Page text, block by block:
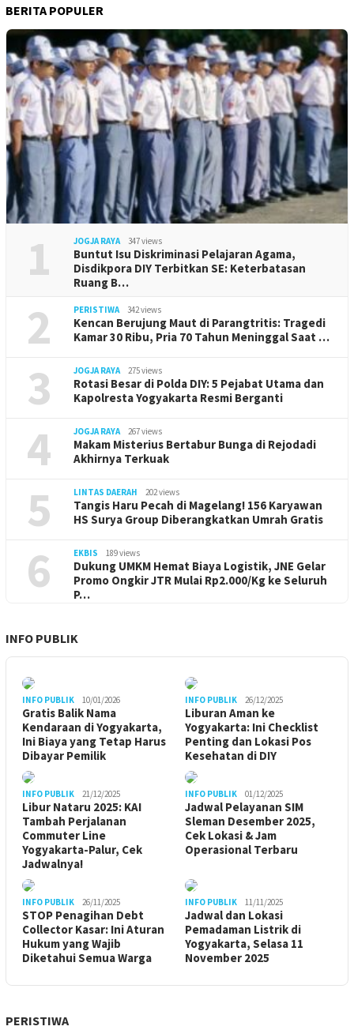
BERITA POPULER
1 JOGJA RAYA 347 views
Buntut Isu Diskriminasi Pelajaran Agama,
Disdikpora DIY Terbitkan SE: Keterbatasan
Ruang B…
2 PERISTIWA 342 views
Kencan Berujung Maut di Parangtritis: Tragedi
Kamar 30 Ribu, Pria 70 Tahun Meninggal Saat …
3 JOGJA RAYA 275 views
Rotasi Besar di Polda DIY: 5 Pejabat Utama dan
Kapolresta Yogyakarta Resmi Berganti
4 JOGJA RAYA 267 views
Makam Misterius Bertabur Bunga di Rejodadi
Akhirnya Terkuak
5 LINTAS DAERAH 202 views
Tangis Haru Pecah di Magelang! 156 Karyawan
HS Surya Group Diberangkatkan Umrah Gratis
6 EKBIS 189 views
Dukung UMKM Hemat Biaya Logistik, JNE Gelar
Promo Ongkir JTR Mulai Rp2.000/Kg ke Seluruh
P…
INFO PUBLIK
INFO PUBLIK 10/01/2026
Gratis Balik Nama
Kendaraan di Yogyakarta,
Ini Biaya yang Tetap Harus
Dibayar Pemilik
INFO PUBLIK 26/12/2025
Liburan Aman ke
Yogyakarta: Ini Checklist
Penting dan Lokasi Pos
Kesehatan di DIY
INFO PUBLIK 21/12/2025
Libur Nataru 2025: KAI
Tambah Perjalanan
Commuter Line
Yogyakarta-Palur, Cek
Jadwalnya!
INFO PUBLIK 01/12/2025
Jadwal Pelayanan SIM
Sleman Desember 2025,
Cek Lokasi & Jam
Operasional Terbaru
INFO PUBLIK 26/11/2025
STOP Penagihan Debt
Collector Kasar: Ini Aturan
Hukum yang Wajib
Diketahui Semua Warga
INFO PUBLIK 11/11/2025
Jadwal dan Lokasi
Pemadaman Listrik di
Yogyakarta, Selasa 11
November 2025
PERISTIWA